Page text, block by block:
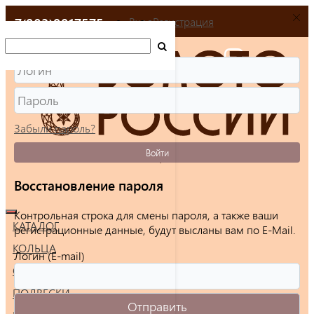
+7(903)9917575
КАТАЛОГ
КОЛЬЦА
СЕРЬГИ
ПОДВЕСКИ
ВходРегистрация
Забыли пароль?
Войти
Восстановление пароля
Контрольная строка для смены пароля, а также ваши
регистрационные данные, будут высланы вам по E-Mail.
Логин (E-mail)